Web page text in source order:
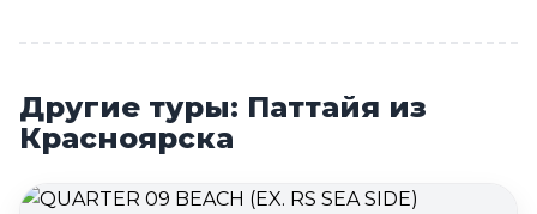
Другие туры: Паттайя из
Красноярска